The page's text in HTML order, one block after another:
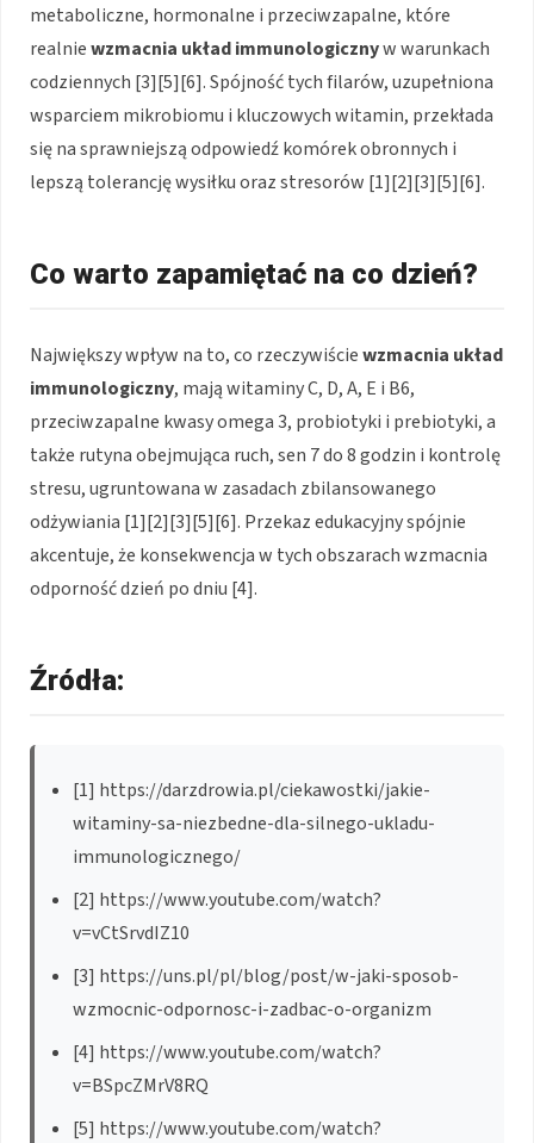
metaboliczne, hormonalne i przeciwzapalne, które
realniewzmacnia układ immunologicznyw warunkach
codziennych [3][5][6]. Spójność tych filarów, uzupełniona
wsparciem mikrobiomu i kluczowych witamin, przekłada
się na sprawniejszą odpowiedź komórek obronnych i
lepszą tolerancję wysiłku oraz stresorów [1][2][3][5][6].
Co warto zapamiętać na co dzień?
Największy wpływ na to, co rzeczywiściewzmacnia układ
immunologiczny, mają witaminy C, D, A, E i B6,
przeciwzapalne kwasy omega 3, probiotyki i prebiotyki, a
także rutyna obejmująca ruch, sen 7 do 8 godzin i kontrolę
stresu, ugruntowana w zasadach zbilansowanego
odżywiania [1][2][3][5][6]. Przekaz edukacyjny spójnie
akcentuje, że konsekwencja w tych obszarach wzmacnia
odporność dzień po dniu [4].
Źródła:
[1] https://darzdrowia.pl/ciekawostki/jakie-
witaminy-sa-niezbedne-dla-silnego-ukladu-
immunologicznego/
[2] https://www.youtube.com/watch?
v=vCtSrvdIZ10
[3] https://uns.pl/pl/blog/post/w-jaki-sposob-
wzmocnic-odpornosc-i-zadbac-o-organizm
[4] https://www.youtube.com/watch?
v=BSpcZMrV8RQ
[5] https://www.youtube.com/watch?